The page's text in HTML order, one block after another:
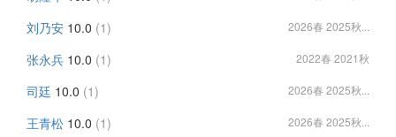
刘乃安 10.0 (1) 2026春 2025秋...
张永兵 10.0 (1) 2022春 2021秋
司廷 10.0 (1) 2026春 2025秋...
王青松 10.0 (1) 2026春 2025秋...